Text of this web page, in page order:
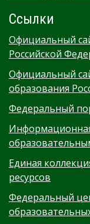
Ссылки
Официальный
Российской
Официальный
образования
Федеральный
Единая
ресурсов
Федеральный